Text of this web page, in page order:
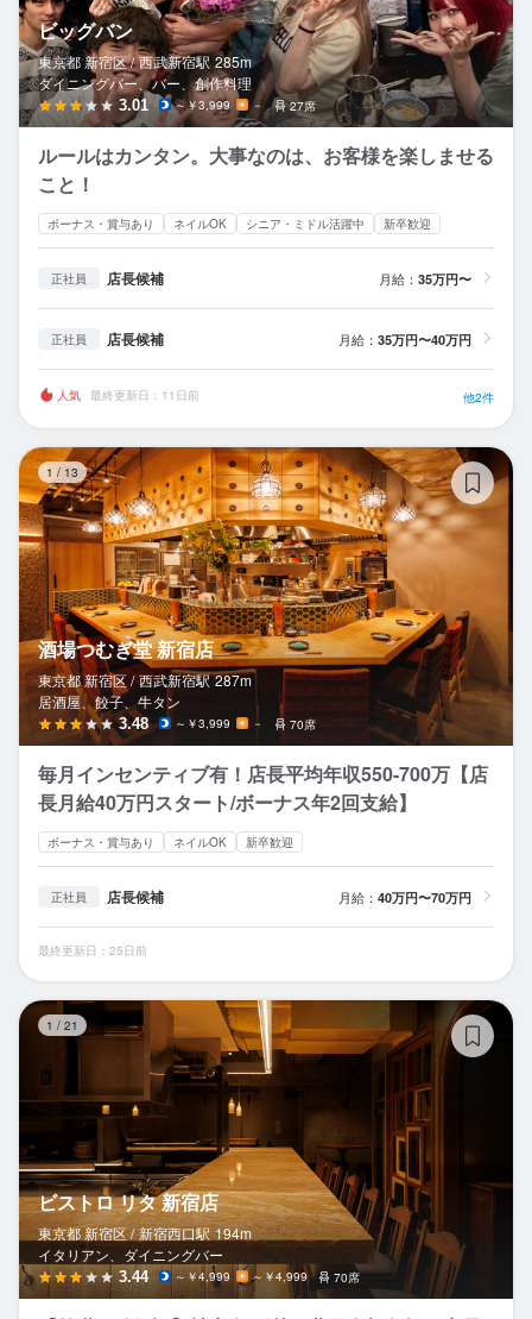
ビッグバン
東京都 新宿区 / 西武新宿駅 285m
ダイニングバー、バー、創作料理
3.01 ～￥3,999 － 27席
ルールはカンタン。大事なのは、お客様を楽しませる
こと！
ボーナス・賞与あり ネイルOK シニア・ミドル活躍中 新卒歓迎
正社員 店長候補 月給： 35万円〜
正社員 店長候補 月給： 35万円〜40万円
人気 最終更新日：11日前 他2件
1 / 13
酒場つむぎ堂 新宿店
東京都 新宿区 / 西武新宿駅 287m
居酒屋、餃子、牛タン
3.48 ～￥3,999 － 70席
毎月インセンティブ有！店長平均年収550-700万【店
長月給40万円スタート/ボーナス年2回支給】
ボーナス・賞与あり ネイルOK 新卒歓迎
正社員 店長候補 月給： 40万円〜70万円
最終更新日：25日前
1 / 21
ビストロ リタ 新宿店
東京都 新宿区 / 新宿西口駅 194m
イタリアン、ダイニングバー
3.44 ～￥4,999 ～￥4,999 70席